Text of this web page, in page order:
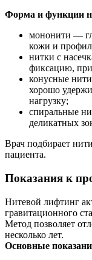
Форма и функции
мононити —
кожи и
нитки с
фиксацию,
конусные
хорошо
нагрузку;
спиральные
деликатных
Врач подбирает
пациента.
Показания к
Нитевой лифтинг
гравитационного
Метод позволяет
несколько лет.
Основные